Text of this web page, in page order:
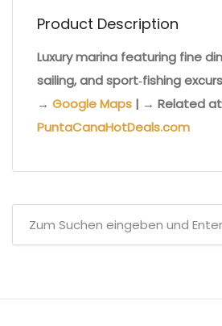
Product Description
Luxury marina featuring fine
sailing, and sport‑fishing
→ Google Maps | → Related
PuntaCanaHotDeals.com